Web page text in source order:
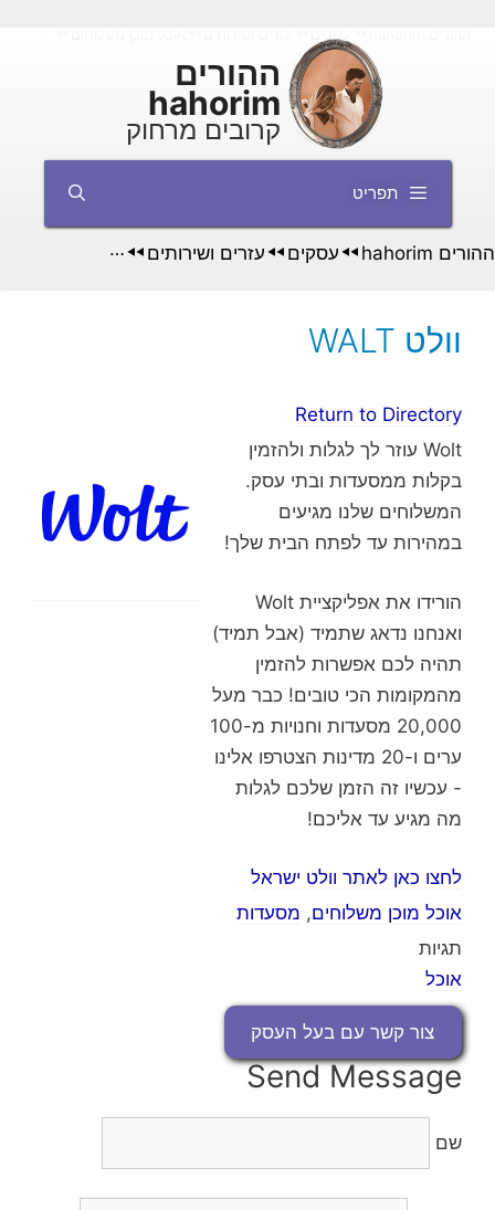
ההורים
hahorim
קרובים מרחוק
תפריט
ההורים hahorim ◄◄ עסקים ◄◄ עזרים ושירותים ◄◄ אוכל מוכן
וולט WALT
Return to Directory
‪Wolt‬ עוזר לך לגלות ולהזמין
בקלות ממסעדות ובתי עסק.
המשלוחים שלנו מגיעים
במהירות עד לפתח הבית שלך!
הורידו את אפליקציית Wolt
ואנחנו נדאג שתמיד (אבל תמיד)
תהיה לכם אפשרות להזמין
מהמקומות הכי טובים! כבר מעל
20,000 מסעדות וחנויות מ-100
ערים ו-20 מדינות הצטרפו אלינו
- עכשיו זה הזמן שלכם לגלות
מה מגיע עד אליכם!
לחצו כאן לאתר וולט ישראל
אוכל מוכן משלוחים, מסעדות
תגיות
אוכל
צור קשר עם בעל העסק
Send Message
שם